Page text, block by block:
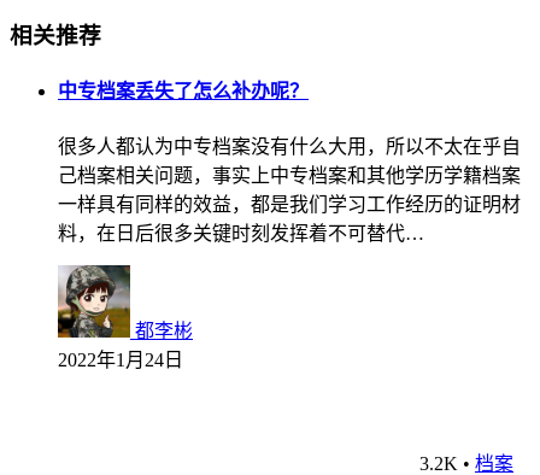
相关推荐
中专档案丢失了怎么补办呢？
很多人都认为中专档案没有什么大用，所以不太在乎自
己档案相关问题，事实上中专档案和其他学历学籍档案
一样具有同样的效益，都是我们学习工作经历的证明材
料，在日后很多关键时刻发挥着不可替代…
都李彬
2022年1月24日
3.2K • 档案